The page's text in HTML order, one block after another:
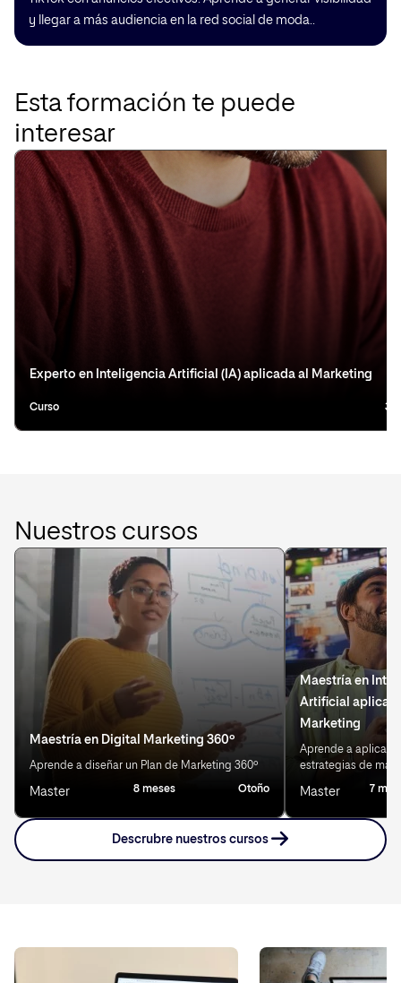
y llegar a más audiencia en la red social de moda..
Esta formación te puede
interesar
Experto en Inteligencia Artificial (IA) aplicada al Marketing
Curso 3
Nuestros cursos
Maestría en Digital Marketing 360º
Aprende a diseñar un Plan de Marketing 360º
Master 8 meses Otoño
Maestría en
Artificial
Marketing
Aprende a aplicar
estrategias de
Master 7
Descrubre nuestros cursos